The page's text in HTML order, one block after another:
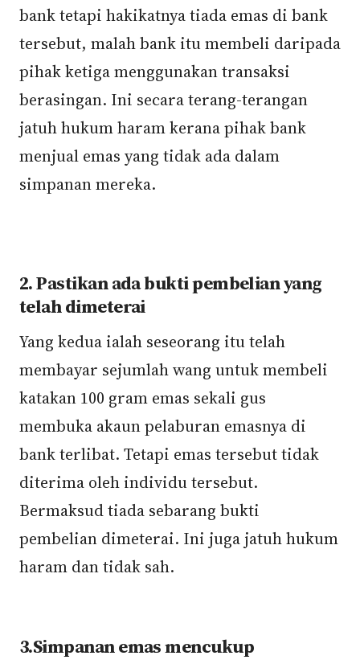
bank tetapi hakikatnya tiada emas di bank
tersebut, malah bank itu membeli daripada
pihak ketiga menggunakan transaksi
berasingan. Ini secara terang-terangan
jatuh hukum haram kerana pihak bank
menjual emas yang tidak ada dalam
simpanan mereka.
2. Pastikan ada bukti pembelian yang
telah dimeterai
Yang kedua ialah seseorang itu telah
membayar sejumlah wang untuk membeli
katakan 100 gram emas sekali gus
membuka akaun pelaburan emasnya di
bank terlibat. Tetapi emas tersebut tidak
diterima oleh individu tersebut.
Bermaksud tiada sebarang bukti
pembelian dimeterai. Ini juga jatuh hukum
haram dan tidak sah.
3.Simpanan emas mencukup